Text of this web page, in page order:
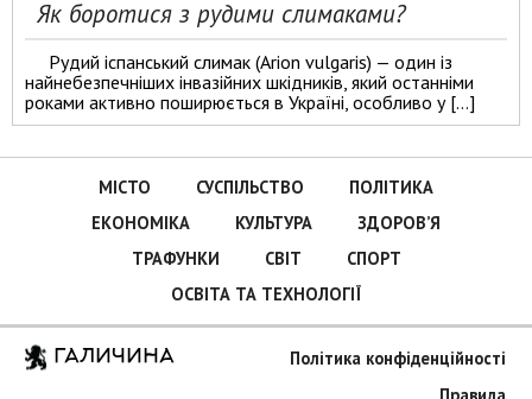
Як боротися з рудими слимаками?
Рудий іспанський слимак (Arion vulgaris) — один із
найнебезпечніших інвазійних шкідників, який останніми
роками активно поширюється в Україні, особливо у […]
МІСТО СУСПІЛЬСТВО
ПОЛІТИКА
ЕКОНОМІКА
КУЛЬТУРА
ЗДОРОВ’Я
ТРАФУНКИ
СВІТ
СПОРТ
ОСВІТА ТА ТЕХНОЛОГІЇ
ГАЛИЧИНА
Політика конфіденційності